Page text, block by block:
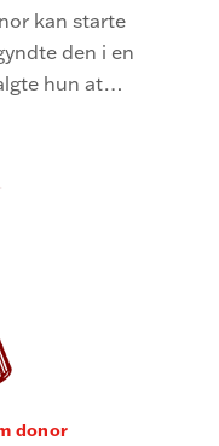
kan starte
den i en
hun at
blodprocent.
donor